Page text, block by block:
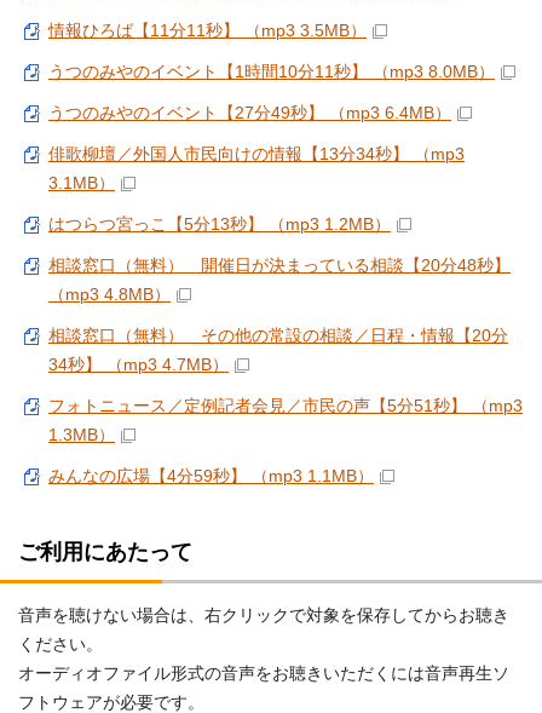
情報ひろば【11分11秒】 （mp3 3.5MB）
うつのみやのイベント【1時間10分11秒】 （mp3 8.0MB）
うつのみやのイベント【27分49秒】 （mp3 6.4MB）
俳歌柳壇／外国人市民向けの情報【13分34秒】 （mp3
3.1MB）
はつらつ宮っこ【5分13秒】 （mp3 1.2MB）
相談窓口（無料） 開催日が決まっている相談【20分48秒】
（mp3 4.8MB）
相談窓口（無料） その他の常設の相談／日程・情報【20分
34秒】 （mp3 4.7MB）
フォトニュース／定例記者会見／市民の声【5分51秒】 （mp3
1.3MB）
みんなの広場【4分59秒】 （mp3 1.1MB）
ご利用にあたって
音声を聴けない場合は、右クリックで対象を保存してからお聴き
ください。
オーディオファイル形式の音声をお聴きいただくには音声再生ソ
フトウェアが必要です。